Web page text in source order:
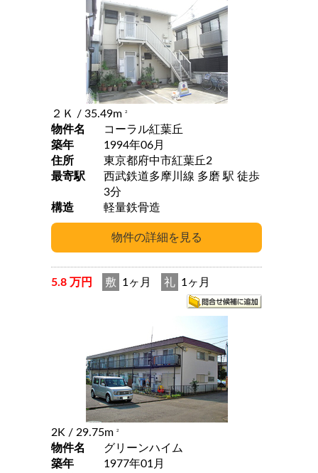
２Ｋ / 35.49m 2
物件名
コーラル紅葉丘
築年
1994年06月
住所
東京都府中市紅葉丘2
最寄駅
西武鉄道多摩川線 多磨 駅 徒歩
3分
構造
軽量鉄骨造
5.8 万円 敷 1ヶ月 礼 1ヶ月
2K / 29.75m 2
物件名
グリーンハイム
築年
1977年01月